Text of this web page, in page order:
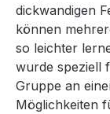
dickwandigen
können
so leichter
wurde speziell
Gruppe an
Möglichkeiten